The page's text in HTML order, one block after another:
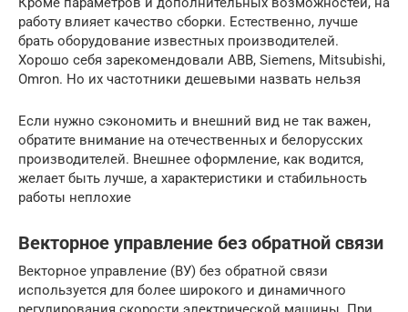
работу влияет качество сборки. Естественно, лучше
брать оборудование известных производителей.
Хорошо себя зарекомендовали ABB, Siemens, Mitsubishi,
Omron. Но их частотники дешевыми назвать нельзя
Если нужно сэкономить и внешний вид не так важен,
обратите внимание на отечественных и белорусских
производителей. Внешнее оформление, как водится,
желает быть лучше, а характеристики и стабильность
работы неплохие
Векторное управление без обратной связи
Векторное управление (ВУ) без обратной связи
используется для более широкого и динамичного